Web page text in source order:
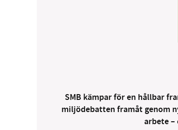
SMB kämpar för en hållbar
miljödebatten framåt genom
arbete